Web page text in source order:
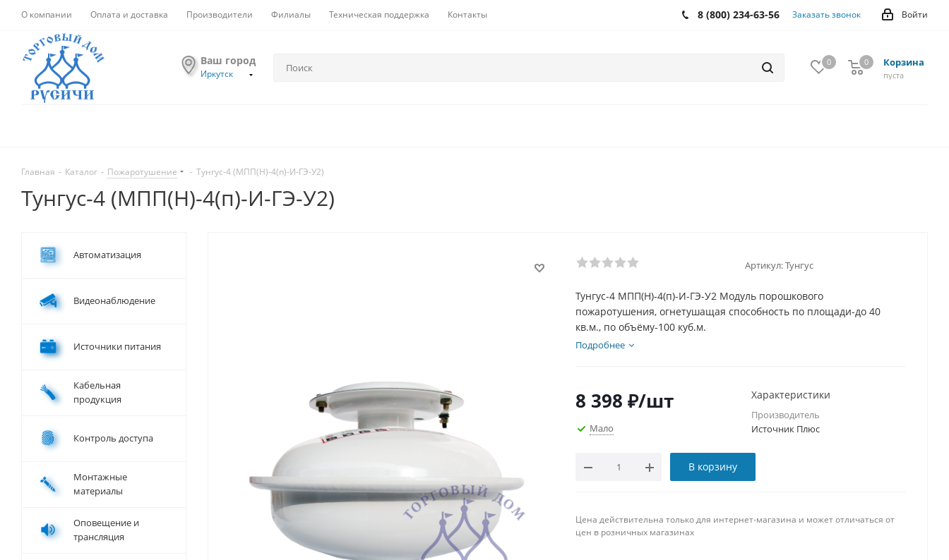
О компании Оплата и доставка Производители Филиалы Техническая поддержка Контакты Войти
8 (800) 234-63-56 Заказать звонок
Ваш город
Иркутск
0 Корзина
0
пуста
0
Главная - Каталог - Пожаротушение - Тунгус-4 (МПП(Н)-4(п)-И-ГЭ-У2)
Тунгус-4 (МПП(Н)-4(п)-И-ГЭ-У2)
Артикул:Тунгус
Тунгус-4 МПП(Н)-4(п)-И-ГЭ-У2 Модуль порошкового
пожаротушения, огнетушащая способность по площади-до 40
кв.м., по объёму-100 куб.м.
Подробнее
8 398 ₽/шт
Мало
В корзину
Характеристики
Производитель
Источник Плюс
Цена действительна только для интернет-магазина и может отличаться от
цен в розничных магазинах
Автоматизация
Видеонаблюдение
Источники питания
Кабельная
продукция
Контроль доступа
Монтажные
материалы
Оповещение и
трансляция